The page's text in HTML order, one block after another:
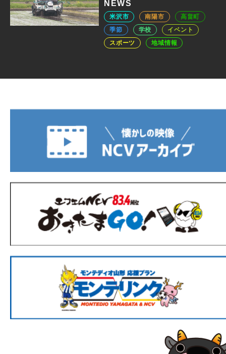
NEWS
米沢市 南陽市
高畠町
季節
学校
イベント
スポーツ
地域情報